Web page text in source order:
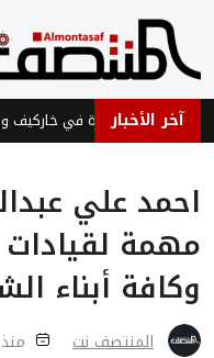
آخر الأخبار
احمد علي
مهمة لقيادات
وكافة أبناء
المنتصف نت منذ 6 سنوات